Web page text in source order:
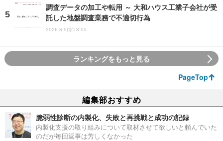
調査データの加工や転用 ～ 大和ハウス工業子会社が受
託した地盤調査業務で不適切行為
2026.8.5(水) 8:05
ランキングをもっと見る
PageTop
編集部おすすめ
脆弱性診断の内製化、失敗と再挑戦と成功の記録
内製化支援の取り組みについて取材させて欲しいと頼んでいた
のだが毎回返事は芳しくなかった